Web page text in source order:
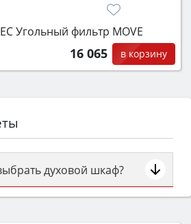
Угольный фильтр MOVE
16 065 в корзину
духовой шкаф?
с типом (газовый или